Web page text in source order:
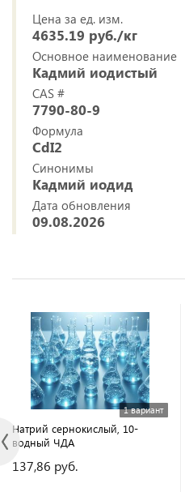
Цена за ед. изм.
4635.19 руб./кг
Основное наименование
Кадмий иодистый
CAS #
7790-80-9
Формула
CdI2
Синонимы
Кадмий иодид
Дата обновления
09.08.2026
1 вариант
Натрий сернокислый, 10-
водный ЧДА
137,86 руб.